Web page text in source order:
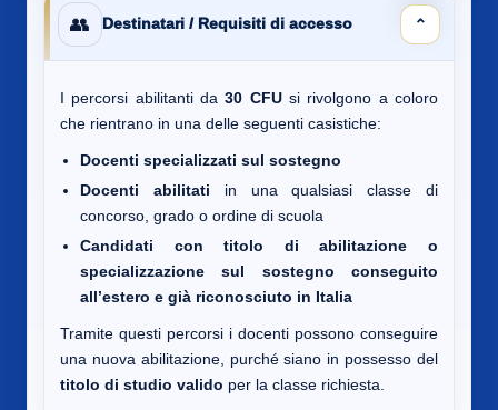
👥 Destinatari / Requisiti di accesso ⌄
I percorsi abilitanti da30 CFUsi rivolgono a coloro
che rientrano in una delle seguenti casistiche:
Docenti specializzati sul sostegno
Docenti abilitati in una qualsiasi classe di
concorso, grado o ordine di scuola
Candidati con titolo di abilitazione o
specializzazione sul sostegno conseguito
all’estero e già riconosciuto in Italia
Tramite questi percorsi i docenti possono conseguire
una nuova abilitazione, purché siano in possesso del
titolo di studio valido per la classe richiesta.